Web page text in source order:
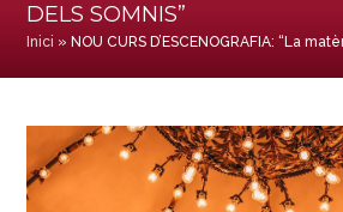
DELS SOMNIS”
Inici » NOU CURS D’ESCENOGRAFIA: “La